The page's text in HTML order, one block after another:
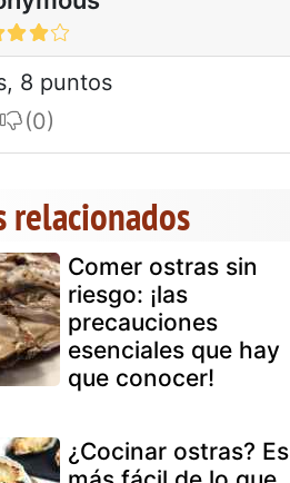
8 puntos
I do not appreciate
Comer ostras sin
riesgo: ¡las
precauciones
esenciales que hay
que conocer!
¿Cocinar ostras? Es